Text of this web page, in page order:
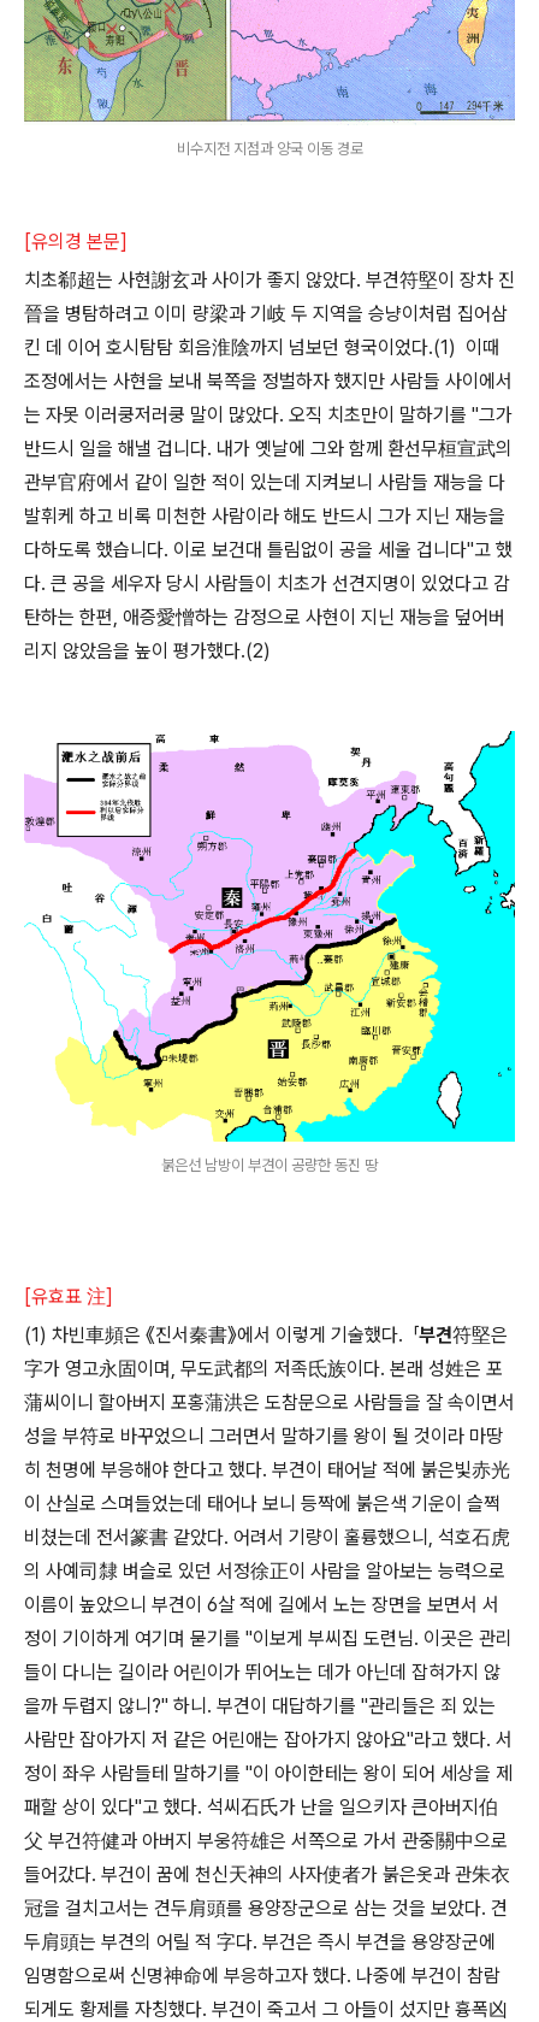
비수지전 지점과 양국 이동 경로
[유의경 본문]
치초郗超는 사현謝玄과 사이가 좋지 않았다. 부견符堅이 장차 진
晉을 병탐하려고 이미 량梁과 기岐 두 지역을 승냥이처럼 집어삼
킨 데 이어 호시탐탐 회음淮陰까지 넘보던 형국이었다.(1) 이때
조정에서는 사현을 보내 북쪽을 정벌하자 했지만 사람들 사이에서
는 자못 이러쿵저러쿵 말이 많았다. 오직 치초만이 말하기를 "그가
반드시 일을 해낼 겁니다. 내가 옛날에 그와 함께 환선무桓宣武의
관부官府에서 같이 일한 적이 있는데 지켜보니 사람들 재능을 다
발휘케 하고 비록 미천한 사람이라 해도 반드시 그가 지닌 재능을
다하도록 했습니다. 이로 보건대 틀림없이 공을 세울 겁니다"고 했
다. 큰 공을 세우자 당시 사람들이 치초가 선견지명이 있었다고 감
탄하는 한편, 애증愛憎하는 감정으로 사현이 지닌 재능을 덮어버
리지 않았음을 높이 평가했다.(2)
붉은선 남방이 부견이 공량한 동진 땅
[유효표 注]
(1) 차빈車頻은 《진서秦書》에서 이렇게 기술했다. 「부견符堅은
字가 영고永固이며, 무도武都의 저족氐族이다. 본래 성姓은 포
蒲씨이니 할아버지 포홍蒲洪은 도참문으로 사람들을 잘 속이면서
성을 부符로 바꾸었으니 그러면서 말하기를 왕이 될 것이라 마땅
히 천명에 부응해야 한다고 했다. 부견이 태어날 적에 붉은빛赤光
이 산실로 스며들었는데 태어나 보니 등짝에 붉은색 기운이 슬쩍
비쳤는데 전서篆書 같았다. 어려서 기량이 훌륭했으니, 석호石虎
의 사예司隸 벼슬로 있던 서정徐正이 사람을 알아보는 능력으로
이름이 높았으니 부견이 6살 적에 길에서 노는 장면을 보면서 서
정이 기이하게 여기며 묻기를 "이보게 부씨집 도련님. 이곳은 관리
들이 다니는 길이라 어린이가 뛰어노는 데가 아닌데 잡혀가지 않
을까 두렵지 않니?" 하니. 부견이 대답하기를 "관리들은 죄 있는
사람만 잡아가지 저 같은 어린애는 잡아가지 않아요"라고 했다. 서
정이 좌우 사람들테 말하기를 "이 아이한테는 왕이 되어 세상을 제
패할 상이 있다"고 했다. 석씨石氏가 난을 일으키자 큰아버지伯
父 부건符健과 아버지 부웅符雄은 서쪽으로 가서 관중關中으로
들어갔다. 부건이 꿈에 천신天神의 사자使者가 붉은옷과 관朱衣
冠을 걸치고서는 견두肩頭를 용양장군으로 삼는 것을 보았다. 견
두肩頭는 부견의 어릴 적 字다. 부건은 즉시 부견을 용양장군에
임명함으로써 신명神命에 부응하고자 했다. 나중에 부건이 참람
되게도 황제를 자칭했다. 부건이 죽고서 그 아들이 섰지만 흉폭凶